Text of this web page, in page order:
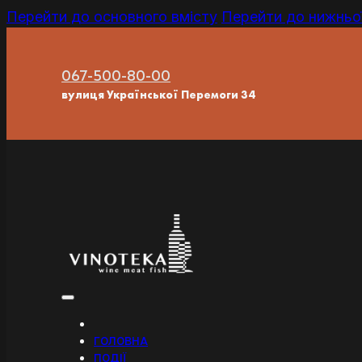
Перейти до основного вмісту Перейти до
067-500-80-00
вулиця Української Перемоги 34
ГОЛОВНА
ПОДІЇ